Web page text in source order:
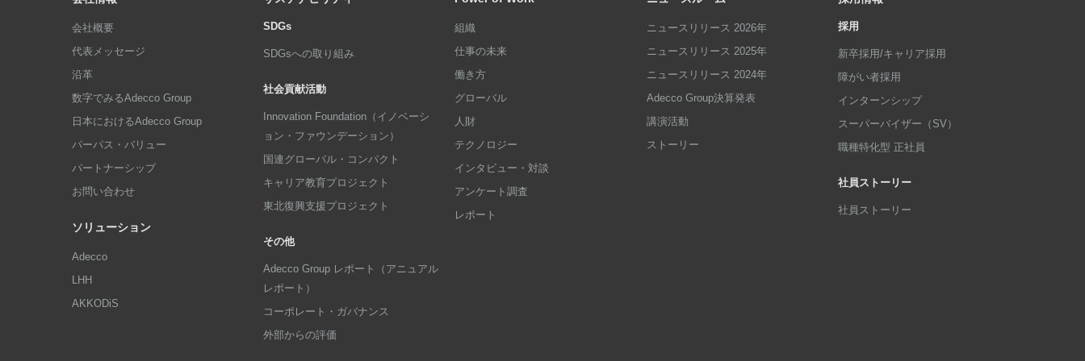
会社概要
代表メッセージ
沿革
数字でみるAdecco Group
日本におけるAdecco Group
パーパス・バリュー
パートナーシップ
お問い合わせ
ソリューション
Adecco
LHH
AKKODiS
SDGs
SDGsへの取り組み
社会貢献活動
Innovation Foundation（イノベーシ
ョン・ファウンデーション）
国連グローバル・コンパクト
キャリア教育プロジェクト
東北復興支援プロジェクト
その他
Adecco Group レポート（アニュアル
レポート）
コーポレート・ガバナンス
外部からの評価
組織
仕事の未来
働き方
グローバル
人財
テクノロジー
インタビュー・対談
アンケート調査
レポート
ニュースリリース 2026年
ニュースリリース 2025年
ニュースリリース 2024年
Adecco Group決算発表
講演活動
ストーリー
採用
新卒採用/キャリア採用
障がい者採用
インターンシップ
スーパーバイザー（SV）
職種特化型 正社員
社員ストーリー
社員ストーリー